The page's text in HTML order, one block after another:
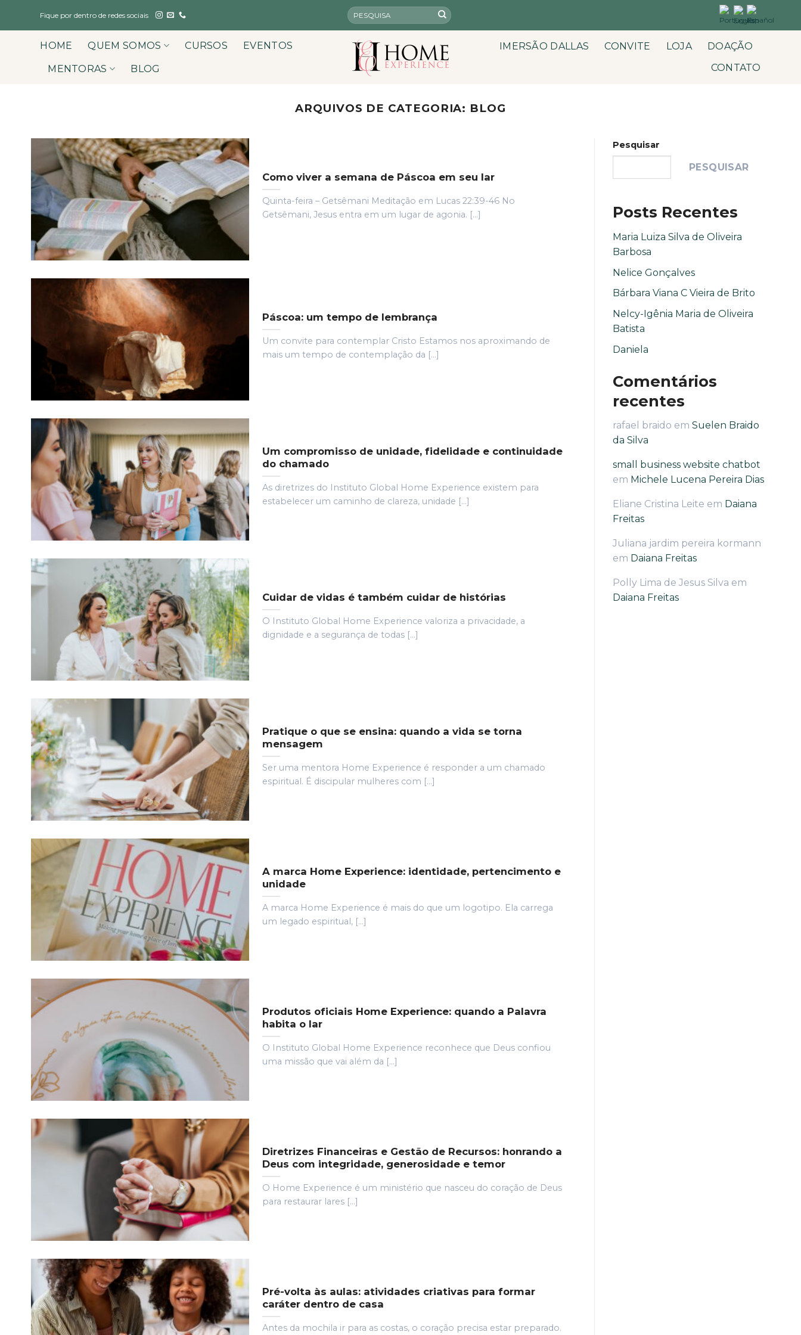
Fique por dentro de redes sociais
HOME QUEM SOMOS CURSOS EVENTOS
MENTORAS BLOG
IMERSÃO DALLAS CONVITE LOJA
DOAÇÃO
CONTATO
ARQUIVOS DE CATEGORIA: BLOG
Como viver a semana de Páscoa em seu lar
Quinta-feira – Getsêmani Meditação em Lucas 22:39-46 No
Getsêmani, Jesus entra em um lugar de agonia. [...]
Páscoa: um tempo de lembrança
Um convite para contemplar Cristo Estamos nos aproximando de
mais um tempo de contemplação da [...]
Um compromisso de unidade, fidelidade e continuidade
do chamado
As diretrizes do Instituto Global Home Experience existem para
estabelecer um caminho de clareza, unidade [...]
Cuidar de vidas é também cuidar de histórias
O Instituto Global Home Experience valoriza a privacidade, a
dignidade e a segurança de todas [...]
Pratique o que se ensina: quando a vida se torna
mensagem
Ser uma mentora Home Experience é responder a um chamado
espiritual. É discipular mulheres com [...]
A marca Home Experience: identidade, pertencimento e
unidade
A marca Home Experience é mais do que um logotipo. Ela carrega
um legado espiritual, [...]
Produtos oficiais Home Experience: quando a Palavra
habita o lar
O Instituto Global Home Experience reconhece que Deus confiou
uma missão que vai além da [...]
Diretrizes Financeiras e Gestão de Recursos: honrando a
Deus com integridade, generosidade e temor
O Home Experience é um ministério que nasceu do coração de Deus
para restaurar lares [...]
Pré-volta às aulas: atividades criativas para formar
caráter dentro de casa
Antes da mochila ir para as costas, o coração precisa estar preparado.
Pesquisar
PESQUISAR
Posts Recentes
Maria Luiza Silva de Oliveira
Barbosa
Nelice Gonçalves
Bárbara Viana C Vieira de Brito
Nelcy-Igênia Maria de Oliveira
Batista
Daniela
Comentários
recentes
rafael braido em Suelen Braido
da Silva
small business website chatbot
em Michele Lucena Pereira Dias
Eliane Cristina Leite em Daiana
Freitas
Juliana jardim pereira kormann
em Daiana Freitas
Polly Lima de Jesus Silva em
Daiana Freitas